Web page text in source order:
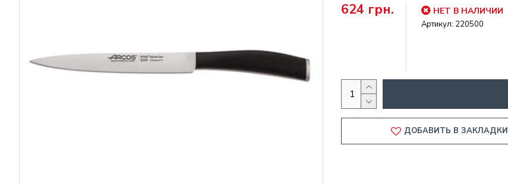
624 грн. НЕТ В НАЛИЧИИ
Артикул: 220500
ДОБАВИТЬ В ЗАКЛАДКИ